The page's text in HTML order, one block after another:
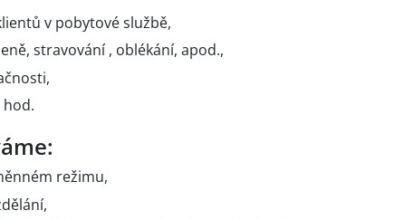
v pobytové službě,
stravování , oblékání, apod.,
hod.
režimu,